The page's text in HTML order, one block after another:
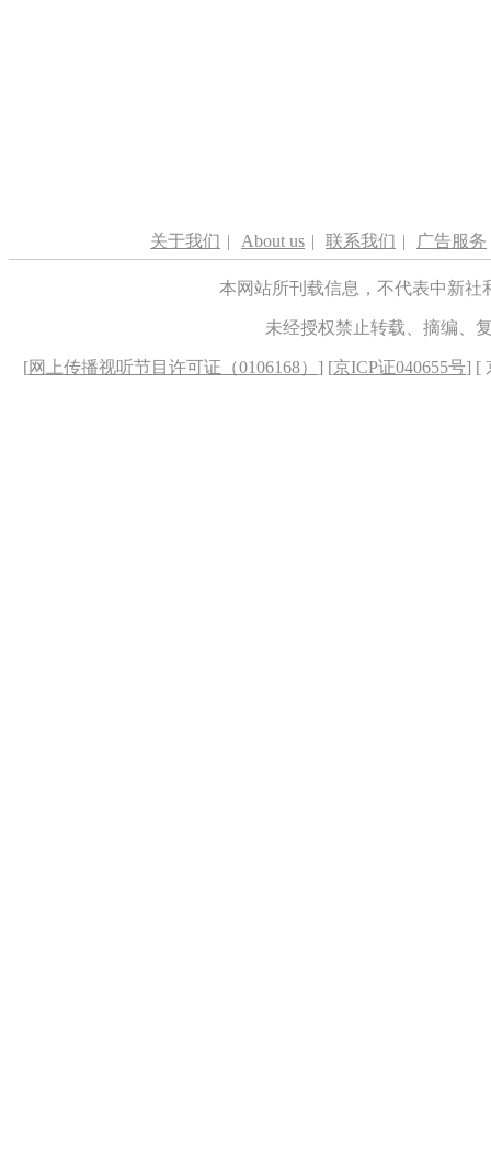
关于我们 | About us | 联系我们 | 广告服务
本网站所刊载信息，不代表中新
未经授权禁止转载、摘编、
[网上传播视听节目许可证（0106168） ] [京ICP证040655号] [